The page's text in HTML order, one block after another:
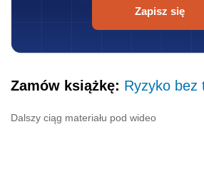
Zapisz się
Zamów książkę: Ryzyko bez
Dalszy ciąg materiału pod wideo